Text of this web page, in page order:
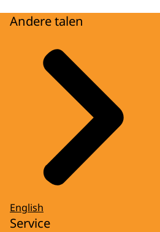
Andere talen
English
Service